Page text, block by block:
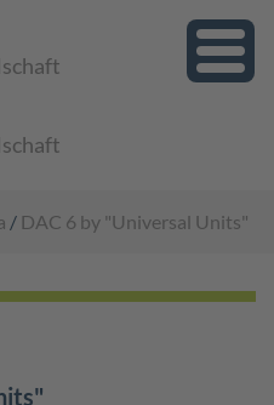
Toggle
/ DAC 6 by "Universal Units"